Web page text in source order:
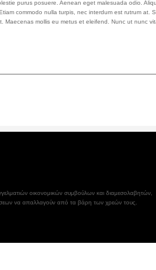
purus posuere. Aenean eget malesuada odio.
commodo nulla turpis, nec interdum est rutrum
mollis eu metus et eleifend. Nunc ut nunc
οικονομικών συμβούλων και διαμεσολαβητών,
να απαλλαγούν από τα βάρη των χρεών τους.